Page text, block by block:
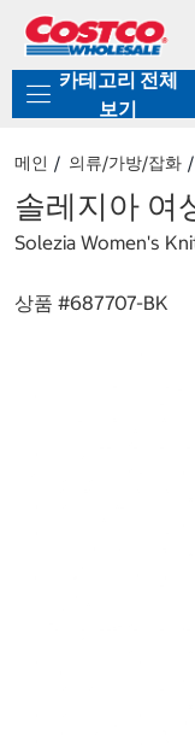
로
기
가
카테고리 전체
보기
메인 의류/가방/잡화
솔레지아 여
Solezia Women's
상품 #687707-BK